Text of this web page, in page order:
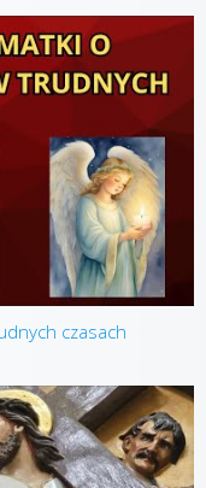
czasach